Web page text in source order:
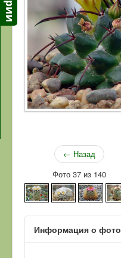
← Назад
Фото 37 из 140
Информация о фото